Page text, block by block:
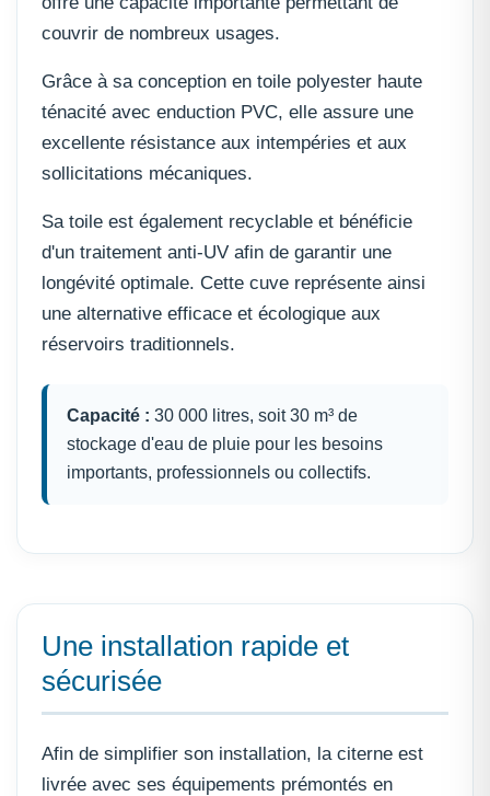
couvrir de nombreux usages.
Grâce à sa conception en toile polyester haute
ténacité avec enduction PVC, elle assure une
excellente résistance aux intempéries et aux
sollicitations mécaniques.
Sa toile est également recyclable et bénéficie
d'un traitement anti-UV afin de garantir une
longévité optimale. Cette cuve représente ainsi
une alternative efficace et écologique aux
réservoirs traditionnels.
Capacité : 30 000 litres, soit 30 m³ de
stockage d'eau de pluie pour les besoins
importants, professionnels ou collectifs.
Une installation rapide et
sécurisée
Afin de simplifier son installation, la citerne est
livrée avec ses équipements prémontés en